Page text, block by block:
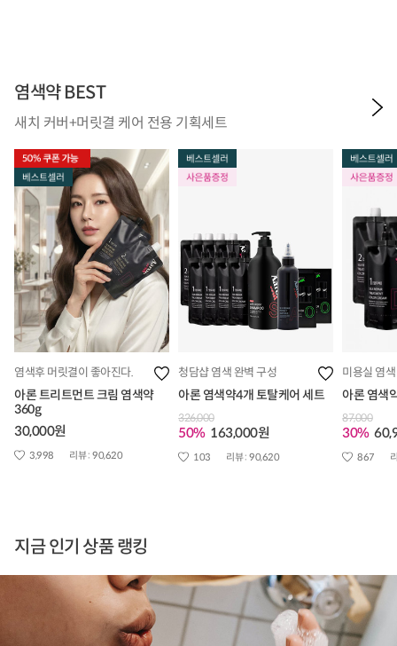
염색약 BEST
새치 커버+머릿결 케어 전용 기획세트
염색후 머릿결이 좋아진다.
아론 트리트먼트 크림 염색약
360g
30,000원
3,998 리뷰 : 90,620
청담샵 염색 완벽 구성
아론 염색약4개 토탈케어 세트
326,000
50% 163,000원
103 리뷰 : 90,620
미용실 염
아론 염색
87,000
30%
867
지금 인기 상품 랭킹